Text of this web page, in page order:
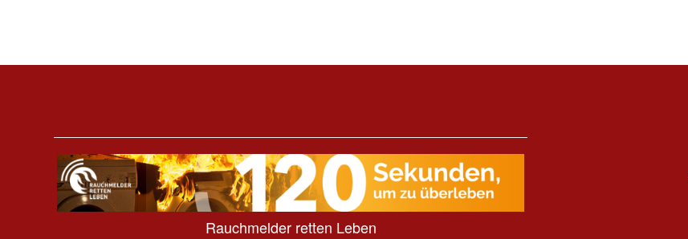
Rauchmelder retten Leben